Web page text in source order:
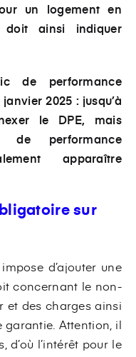
un logement en
doit ainsi indiquer
de performance
2025 : jusqu’à
le DPE, mais
de performance
apparaître
sur
impose d’ajouter une
concernant le non-
et des charges ainsi
garantie. Attention, il
d’où l’intérêt pour le